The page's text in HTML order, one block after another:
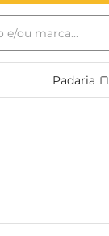
e/ou marca...
Padaria 🍞